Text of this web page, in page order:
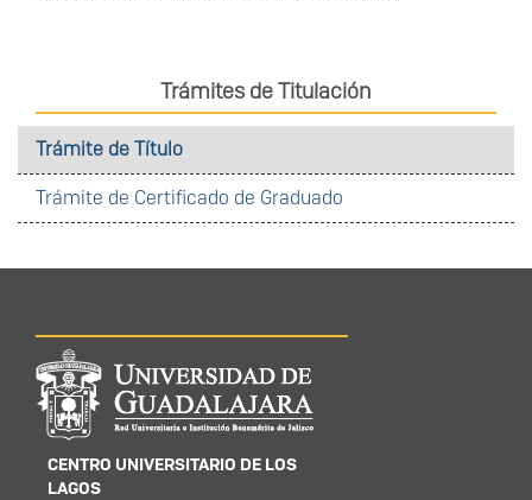
Trámites de Titulación
Trámite de Título
Trámite de Certificado de Graduado
Información del
portal
CENTRO UNIVERSITARIO DE LOS
LAGOS